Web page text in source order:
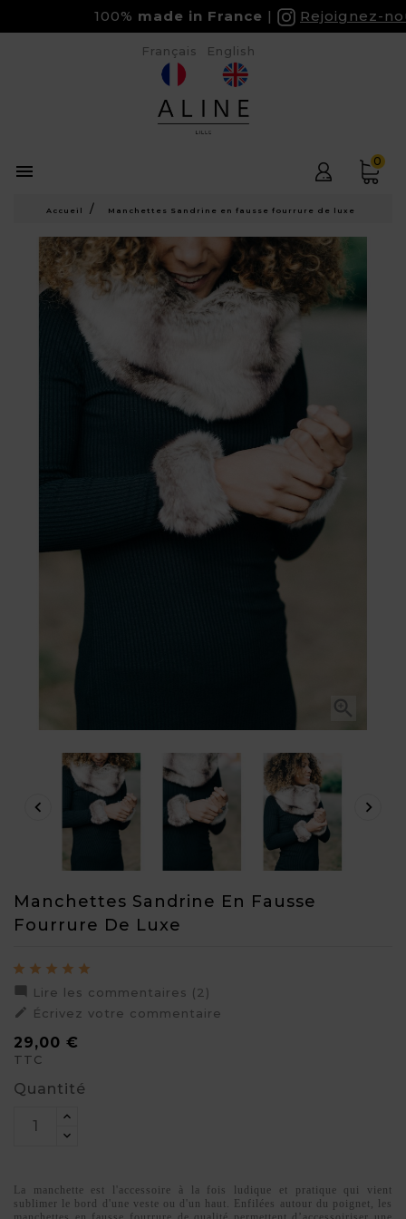
100%made in France Rejoignez-nous
 0
Français English
Accueil Manchettes Sandrine en fausse fourrure de luxe

 
Manchettes Sandrine En Fausse
Fourrure De Luxe
Lire les commentaires (2)
 Écrivez votre commentaire
29,00 €
TTC
Quantité
La manchette est l'accessoire à la fois ludique et pratique qui vient
sublimer le bord d'une veste ou d'un haut. Enfilées autour du poignet, les